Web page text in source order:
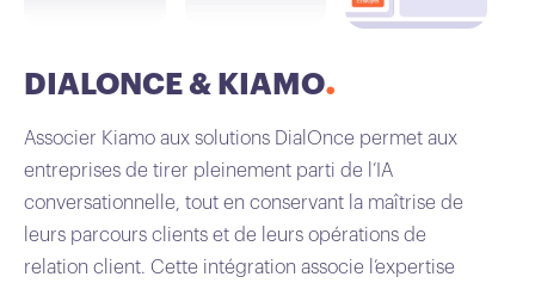
DIALONCE & KIAMO
Associer Kiamo aux solutions DialOnce permet aux
entreprises de tirer pleinement parti de l’IA
conversationnelle, tout en conservant la maîtrise de
leurs parcours clients et de leurs opérations de
relation client. Cette intégration associe l’expertise